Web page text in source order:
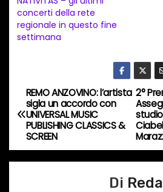
n
t
c
o
r
s
concerti della rete
regionale in questo fine
settimana
N
a
v
2°
studio
REMO ANZOVINO: l’artista
sigla un accordo con
UNIVERSAL MUSIC
PUBLISHING CLASSICS &
SCREEN
Di